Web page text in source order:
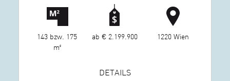
143 bzw. 175
m²
ab € 2.199.900 1220 Wien
DETAILS